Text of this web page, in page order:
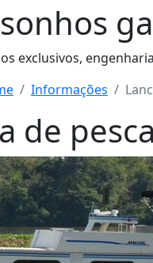
exclusivos,
Informações
de